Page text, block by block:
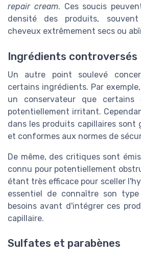
repair cream. Ces soucis
densité des produits,
cheveux extrêmement secs ou
Ingrédients controversés
Un autre point soulevé
certains ingrédients. Par
un conservateur que certains
potentiellement irritant.
dans les produits capillaires sont
et conformes aux normes de
De même, des critiques sont
connu pour potentiellement
étant très efficace pour sceller
essentiel de connaître son
besoins avant d'intégrer ces
capillaire.
Sulfates et parabènes